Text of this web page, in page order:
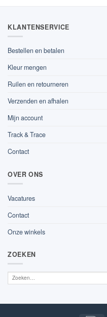
KLANTENSERVICE
Bestellen en betalen
Kleur mengen
Ruilen en retourneren
Verzenden en afhalen
Mijn account
Track & Trace
Contact
OVER ONS
Vacatures
Contact
Onze winkels
ZOEKEN